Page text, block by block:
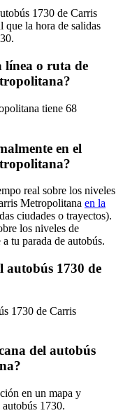
1730 de Carris
que la hora de salidas
línea o ruta de
tiene 68
en el
real sobre los niveles
Metropolitana en la
ciudades o trayectos).
los niveles de
tu parada de autobús.
autobús 1730 de
1730 de Carris
del autobús
en un mapa y
1730.